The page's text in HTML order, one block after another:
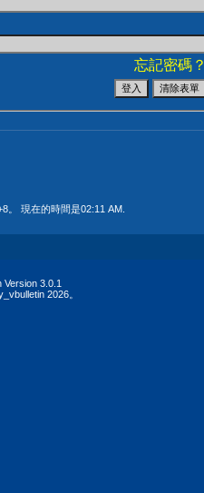
忘記密碼？
。 現在的時間是02:11 AM
Version 3.0.1
2026。